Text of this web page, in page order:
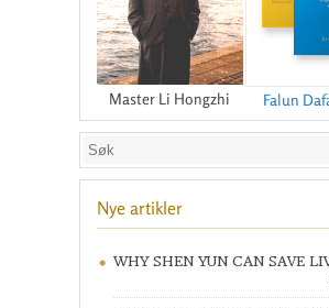
Master Li Hongzhi Falun
Nye artikler
WHY SHEN YUN CAN SAVE